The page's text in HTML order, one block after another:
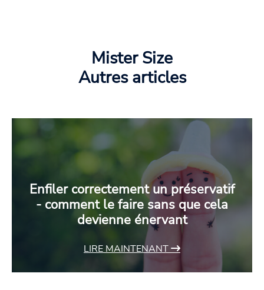
Mister Size
Autres articles
Enfiler correctement un préservatif
- comment le faire sans que cela
devienne énervant
LIRE MAINTENANT